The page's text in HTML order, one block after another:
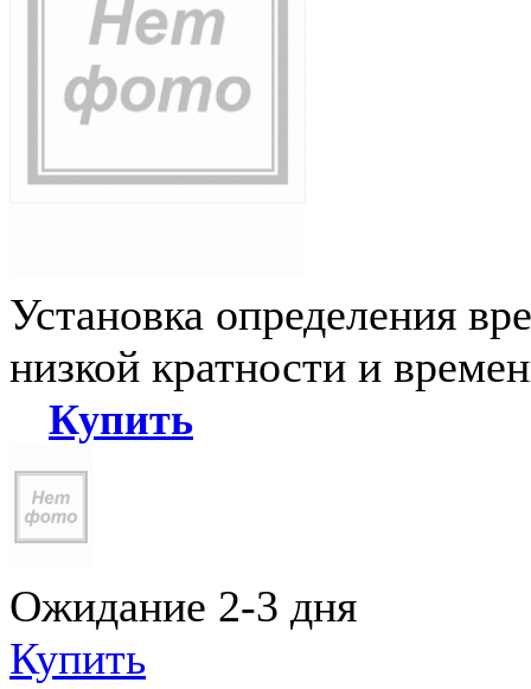
Установка определения
низкой кратности и
Купить
Ожидание 2-3 дня
Купить